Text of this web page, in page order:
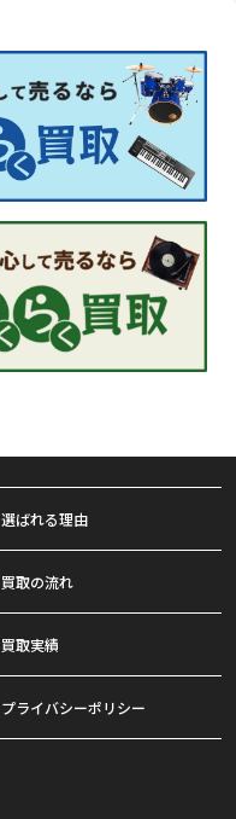
選ばれる理由
買取の流れ
買取実績
プライバシーポリシー